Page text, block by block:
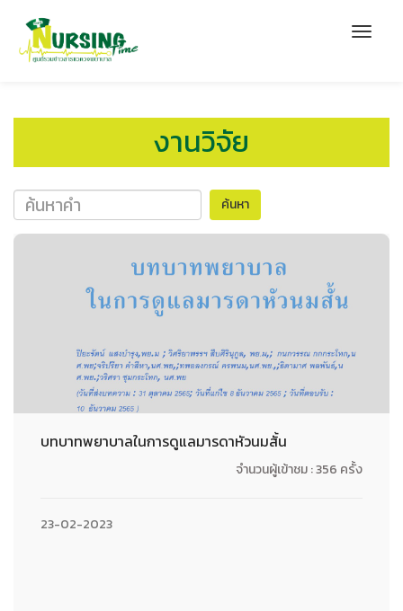
งานวิจัย
ค้นหา
บทบาทพยาบาลในการดูแลมารดาหัวนมสั้น
จำนวนผู้เข้าชม : 356 ครั้ง
23-02-2023